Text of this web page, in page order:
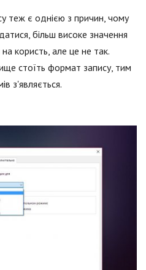
теж є однією з причин, чому
більш високе значення
на користь, але це не так.
стоїть формат запису, тим
з'являється.